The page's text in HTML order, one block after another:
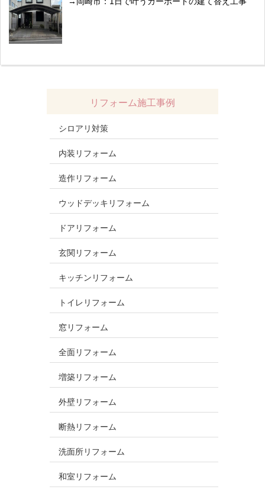
リフォーム施工事例
シロアリ対策
内装リフォーム
造作リフォーム
ウッドデッキリフォーム
ドアリフォーム
玄関リフォーム
キッチンリフォーム
トイレリフォーム
窓リフォーム
全面リフォーム
増築リフォーム
外壁リフォーム
断熱リフォーム
洗面所リフォーム
和室リフォーム